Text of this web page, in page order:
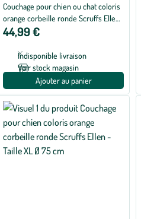
Couchage pour chien ou chat coloris
orange corbeille ronde Scruffs Ellen
- Taille M Ø 55 cm
44,99 €
Indisponible livraison
Voir stock magasin
Ajouter au panier